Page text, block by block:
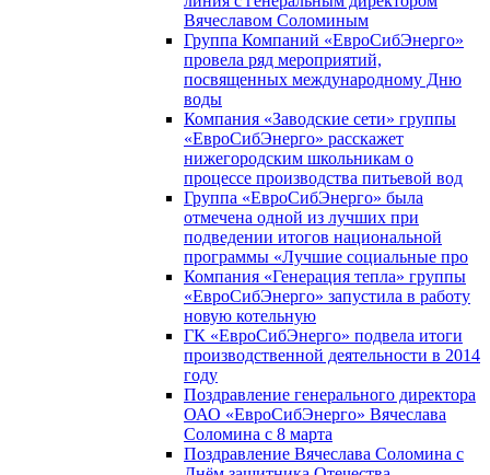
Вячеславом Соломиным
Группа Компаний «ЕвроСибЭнерго»
провела ряд мероприятий,
посвященных международному Дню
воды
Компания «Заводские сети» группы
«ЕвроСибЭнерго» расскажет
нижегородским школьникам о
процессе производства питьевой вод
Группа «ЕвроСибЭнерго» была
отмечена одной из лучших при
подведении итогов национальной
программы «Лучшие социальные про
Компания «Генерация тепла» группы
«ЕвроСибЭнерго» запустила в работу
новую котельную
ГК «ЕвроСибЭнерго» подвела итоги
производственной деятельности в 2014
году
Поздравление генерального директора
ОАО «ЕвроСибЭнерго» Вячеслава
Соломина с 8 марта
Поздравление Вячеслава Соломина с